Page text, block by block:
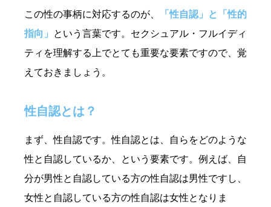
この性の事柄に対応するのが、
「性自認」と「性的
指向」 という言葉です。セクシュアル・フルイディ
ティを理解する上でとても重要な要素ですので、覚
えておきましょう。
性自認とは？
まず、性自認です。性自認とは、自らをどのような
性と自認しているか、という要素です。例えば、自
分が男性と自認している方の性自認は男性ですし、
女性と自認している方の性自認は女性となりま